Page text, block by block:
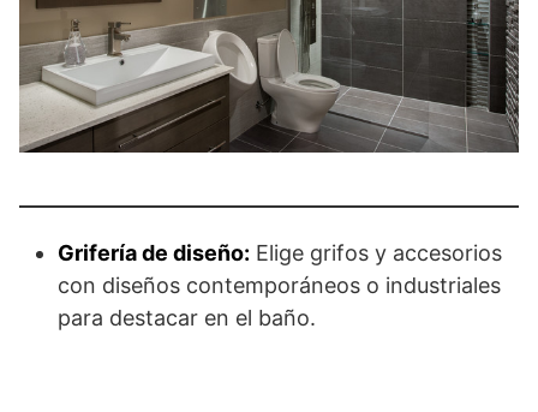
Grifería de diseño: Elige grifos y accesorios
con diseños contemporáneos o industriales
para destacar en el baño.